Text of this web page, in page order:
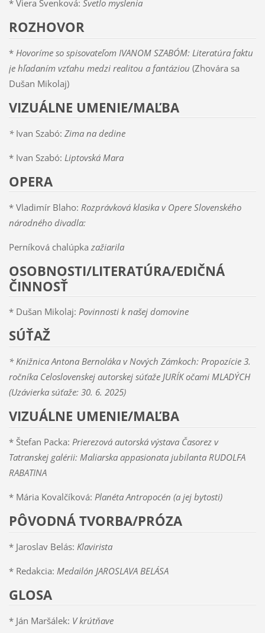
* Viera Švenková: Svetlo myslenia
ROZHOVOR
* Hovoríme so spisovateľom IVANOM SZABÓM: Literatúra faktu
je hľadaním vzťahu medzi realitou a fantáziou (Zhovára sa
Dušan Mikolaj)
VIZUÁLNE UMENIE/MAĽBA
* Ivan Szabó: Zima na dedine
* Ivan Szabó: Liptovská Mara
OPERA
* Vladimír Blaho: Rozprávková klasika v Opere Slovenského
národného divadla:
Perníková chalúpka zažiarila
OSOBNOSTI/LITERATÚRA/EDIČNÁ
ČINNOSŤ
* Dušan Mikolaj: Povinnosti k našej domovine
SÚŤAŽ
* Knižnica Antona Bernoláka v Nových Zámkoch: Propozície 3.
ročníka Celoslovenskej autorskej súťaže JURÍK očami MLADÝCH
(Uzávierka súťaže: 30. 6. 2025)
VIZUÁLNE UMENIE/MAĽBA
* Štefan Packa: Prierezová autorská výstava Časorez v
Tatranskej galérii: Maliarska appasionata jubilanta RUDOLFA
RABATINA
* Mária Kovalčíková: Planéta Antropocén (a jej bytosti)
PÔVODNÁ TVORBA/PRÓZA
* Jaroslav Belás: Klavirista
* Redakcia: Medailón JAROSLAVA BELÁSA
GLOSA
* Ján Maršálek: V krútňave